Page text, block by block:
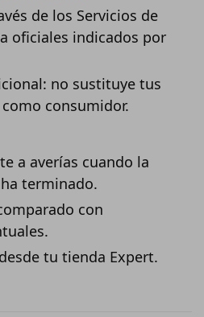
de los Servicios de
oficiales indicados por
no sustituye tus
consumidor.
a averías cuando la
terminado.
con
tu tienda Expert.